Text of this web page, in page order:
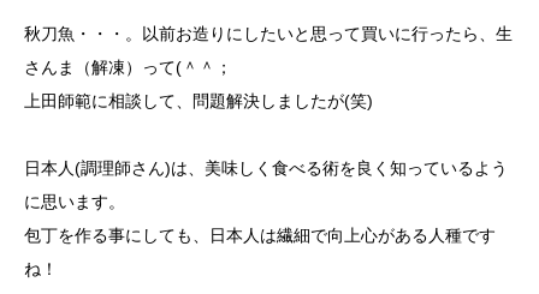
秋刀魚・・・。以前お造りにしたいと思って買いに行ったら、生
さんま（解凍）って(＾＾；
上田師範に相談して、問題解決しましたが(笑)
日本人(調理師さん)は、美味しく食べる術を良く知っているよう
に思います。
包丁を作る事にしても、日本人は繊細で向上心がある人種です
ね！